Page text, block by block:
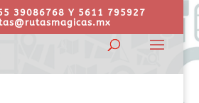
55 39086768 Y 5611 795927